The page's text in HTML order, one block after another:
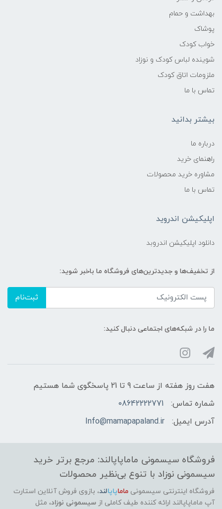
ایمنی:
آبکشی (اگر استفاده در محل تماس زیاد باشد)
احتمال باقی ماندن مواد کمتر است
بهداشت و حمام
پوشاک
خواب کودک
شوینده لباس کودک و نوزاد
ملزومات اتاق کودک
تماس با ما
بیشتر بدانید
درباره ما
راهنمای خرید
مشاوره خرید محصولات
تماس با ما
اپلیکیشن اندروید
دانلود اپلیکیشن اندروبد
از تخفیف‌ها و جدیدترین‌های فروشگاه ما باخبر شوید:
ثبت‌نام
ما را در شبکه‌های اجتماعی دنبال کنید:
هفت روز هفته از ساعت 9 تا 21 پاسخگوی شما هستیم
شماره تماس:
08642222771
آدرس ایمیل:
Info@mamapapaland.ir
فروشگاه سیسمونی ماماپاپالند: مرجع برتر خرید
سیسمونی نوزاد با تنوع بی‌نظیر محصولات
فروشگاه اینترنتی سیسمونی ماماپاپالند، بازوی فروش آنلاین استارت
آپ ماماپاپالند ارائه کننده طیف کاملی از سیسمونی نوزاد، مثل